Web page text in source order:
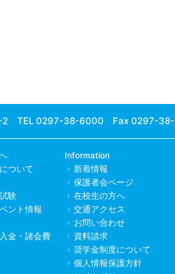
2 TEL 0297-38-6000 Fax 0297-
ついて
験
ント情報
金・諸会費
Information
新着情報
保護者会ページ
在校生の方へ
交通アクセス
お問い合わせ
資料請求
奨学金制度について
個人情報保護方針